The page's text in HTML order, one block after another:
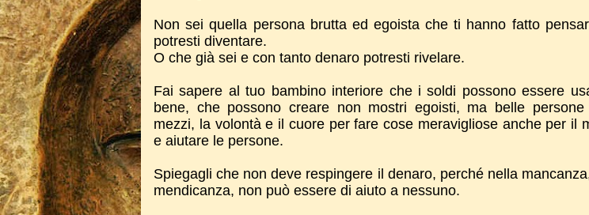
Non sei quella persona brutta ed egoista che ti hanno fatto
potresti diventare.
O che già sei e con tanto denaro potresti rivelare.
Fai sapere al tuo bambino interiore che i soldi possono essere
bene, che possono creare non mostri egoisti, ma belle
mezzi, la volontà e il cuore per fare cose meravigliose anche per il
e aiutare le persone.
Spiegagli che non deve respingere il denaro, perché nella
mendicanza, non può essere di aiuto a nessuno.